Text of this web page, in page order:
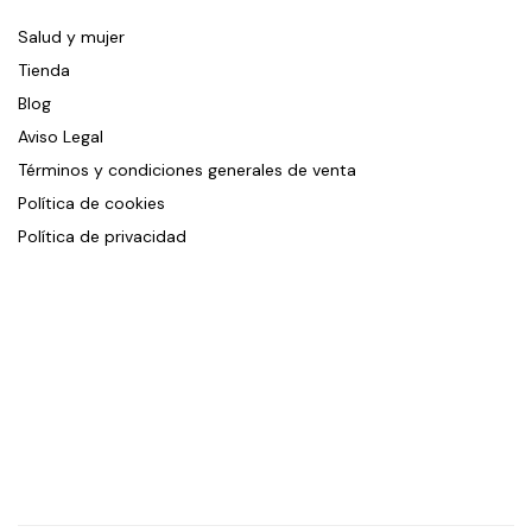
Salud y mujer
Tienda
Blog
Aviso Legal
Términos y condiciones generales de venta
Política de cookies
Política de privacidad